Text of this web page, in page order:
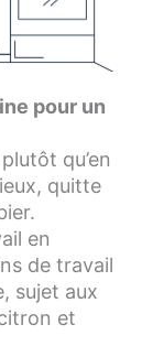
pour un
qu’en
quitte
en
de travail
sujet aux
et